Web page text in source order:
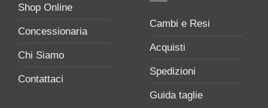
Shop Online
Concessionaria
Chi Siamo
Contattaci
Cambi e Resi
Acquisti
Spedizioni
Guida taglie